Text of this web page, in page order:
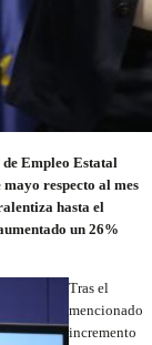
Empleo Estatal
mayo respecto al mes
hasta el
un 26%
Tras el
mencionado
incremento